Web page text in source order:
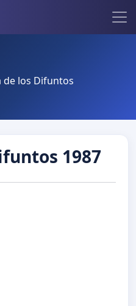
de los Difuntos
1987